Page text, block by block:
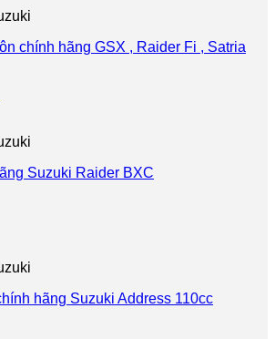
chính hãng GSX , Raider Fi , Satria
Suzuki Raider BXC
hãng Suzuki Address 110cc